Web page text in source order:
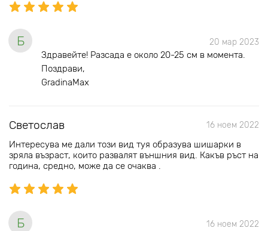
Б 20 мар 2023
Здравейте! Разсада е окoло 20-25 см в момента.
Поздрави,
GradinaMax
Светослав 16 ноем 2022
Интересува ме дали този вид туя образува шишарки в
зряла възраст, които развалят външния вид. Какъв ръст на
година, средно, може да се очаква .
Б 16 ноем 2022